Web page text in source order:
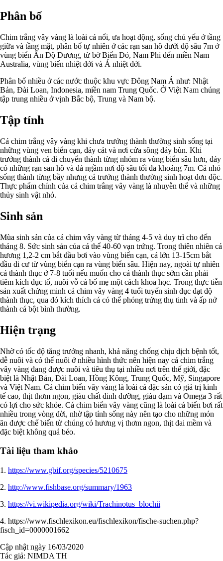
Phân bố
Chim trắng vây vàng là loài cá nổi, ưa hoạt động, sống chủ yếu ở tầng
giữa và tầng mặt, phân bố tự nhiên ở các rạn san hô dưới độ sâu 7m ở
vùng biển Ấn Độ Dương, từ bờ Biển Đỏ, Nam Phi đến miền Nam
Australia, vùng biển nhiệt đới và Á nhiệt đới.
Phân bố nhiều ở các nước thuộc khu vực Đông Nam Á như: Nhật
Bản, Đài Loan, Indonesia, miền nam Trung Quốc. Ở Việt Nam chúng
tập trung nhiều ở vịnh Bắc bộ, Trung và Nam bộ.
Tập tính
Cá chim trắng vây vàng khi chưa trưởng thành thường sinh sống tại
những vùng ven biển cạn, đáy cát và nơi cửa sông đáy bùn. Khi
trưởng thành cá di chuyển thành từng nhóm ra vùng biển sâu hơn, đáy
có những rạn san hô và đá ngầm nơi độ sâu tối đa khoảng 7m. Cá nhỏ
sống thành từng bầy nhưng cá trưởng thành thường sinh hoạt đơn độc.
Thực phẩm chính của cá chim trắng vây vàng là nhuyễn thể và những
thủy sinh vật nhỏ.
Sinh sản
Mùa sinh sản của cá chim vây vàng từ tháng 4-5 và duy trì cho đến
tháng 8. Sức sinh sản của cá thể 40-60 vạn trứng. Trong thiên nhiên cá
hương 1,2-2 cm bắt đầu bơi vào vùng biển cạn, cá lớn 13-15cm bắt
đầu di cư từ vùng biển cạn ra vùng biển sâu. Hiện nay, ngoài tự nhiên
cá thành thục ở 7-8 tuổi nếu muốn cho cá thành thục sớm cần phải
tiêm kích dục tố, nuôi vỗ cá bố mẹ một cách khoa học. Trong thực tiễn
sản xuất chứng minh cá chim vây vàng 4 tuổi tuyến sinh dục đạt độ
thành thục, qua đó kích thích cá có thể phóng trứng thụ tinh và ấp nở
thành cá bột bình thường.
Hiện trạng
Nhờ có tốc độ tăng trưởng nhanh, khả năng chống chịu dịch bệnh tốt,
dễ nuôi và có thể nuôi ở nhiều hình thức nên hiện nay cá chim trắng
vây vàng đang được nuôi và tiêu thụ tại nhiều nơi trên thế giới, đặc
biệt là Nhật Bản, Đài Loan, Hồng Kông, Trung Quốc, Mỹ, Singapore
và Việt Nam. Cá chim biển vây vàng là loài cá đặc sản có giá trị kinh
tế cao, thịt thơm ngon, giàu chất dinh dưỡng, giàu đạm và Omega 3 rất
có lợi cho sức khỏe. Cá chim biển vây vàng cũng là loài cá biển bơi rất
nhiều trong vòng đời, nhờ tập tính sống này nên tạo cho những món
ăn được chế biến từ chúng có hương vị thơm ngon, thịt dai mềm và
đặc biệt không quá béo.
Tài liệu tham khảo
1. https://www.gbif.org/species/5210675
2. http://www.fishbase.org/summary/1963
3. https://vi.wikipedia.org/wiki/Trachinotus_blochii
4. https://www.fischlexikon.eu/fischlexikon/fische-suchen.php?
fisch_id=0000001662
Cập nhật ngày 16/03/2020
Tác giả: NIMDA TH